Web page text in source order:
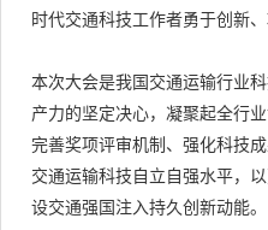
时代交通科技工作者勇于创新
本次大会是我国交通运输行业
产力的坚定决心，凝聚起全行
完善奖项评审机制、强化科技
交通运输科技自立自强水平，
设交通强国注入持久创新动能。